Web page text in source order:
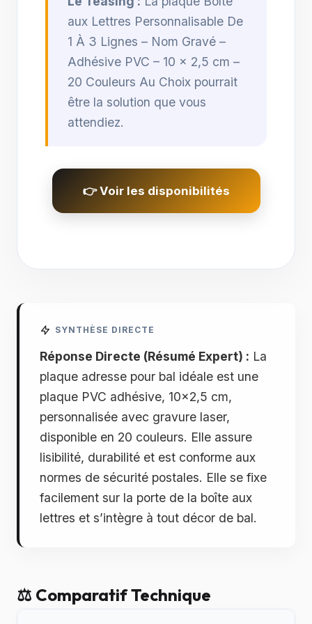
aux Lettres Personnalisable De
1 À 3 Lignes – Nom Gravé –
Adhésive PVC – 10 x 2,5 cm –
20 Couleurs Au Choix pourrait
être la solution que vous
attendiez.
👉 Voir les disponibilités
SYNTHÈSE DIRECTE
Réponse Directe (Résumé Expert) : La
plaque adresse pour bal idéale est une
plaque PVC adhésive, 10x2,5 cm,
personnalisée avec gravure laser,
disponible en 20 couleurs. Elle assure
lisibilité, durabilité et est conforme aux
normes de sécurité postales. Elle se fixe
facilement sur la porte de la boîte aux
lettres et s’intègre à tout décor de bal.
⚖️ Comparatif Technique